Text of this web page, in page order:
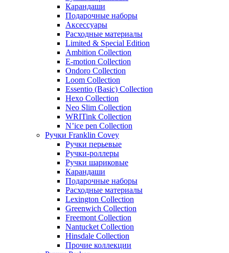
Карандаши
Подарочные наборы
Аксессуары
Расходные материалы
Limited & Special Edition
Ambition Collection
E-motion Collection
Ondoro Collection
Loom Collection
Essentio (Basic) Collection
Hexo Collection
Neo Slim Collection
WRITink Collection
N’ice pen Collection
Ручки Franklin Covey
Ручки перьевые
Ручки-роллеры
Ручки шариковые
Карандаши
Подарочные наборы
Расходные материалы
Lexington Collection
Greenwich Collection
Freemont Collection
Nantucket Collection
Hinsdale Collection
Прочие коллекции